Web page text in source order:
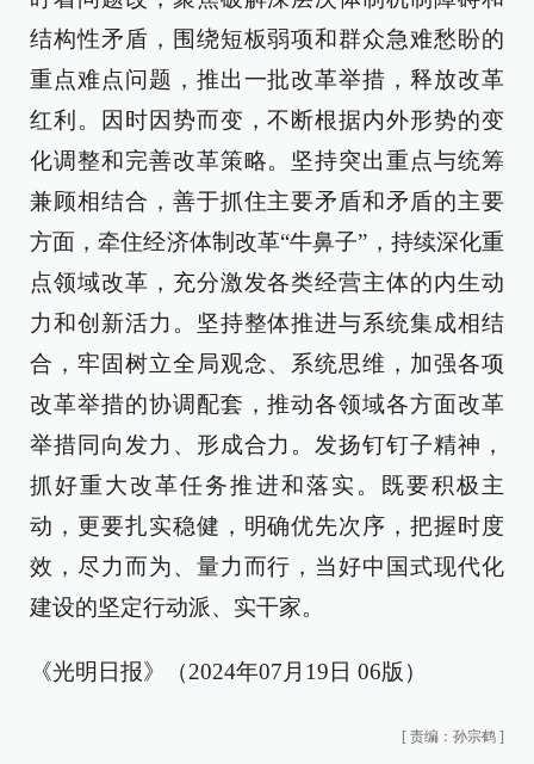
结构性矛盾，围绕短板弱项和群众急难愁盼的
重点难点问题，推出一批改革举措，释放改革
红利。因时因势而变，不断根据内外形势的变
化调整和完善改革策略。坚持突出重点与统筹
兼顾相结合，善于抓住主要矛盾和矛盾的主要
方面，牵住经济体制改革“牛鼻子”，持续深化重
点领域改革，充分激发各类经营主体的内生动
力和创新活力。坚持整体推进与系统集成相结
合，牢固树立全局观念、系统思维，加强各项
改革举措的协调配套，推动各领域各方面改革
举措同向发力、形成合力。发扬钉钉子精神，
抓好重大改革任务推进和落实。既要积极主
动，更要扎实稳健，明确优先次序，把握时度
效，尽力而为、量力而行，当好中国式现代化
建设的坚定行动派、实干家。
《光明日报》（2024年07月19日 06版）
[ 责编：孙宗鹤 ]